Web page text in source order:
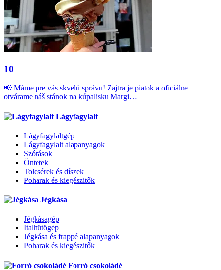
10
📢 Máme pre vás skvelú správu! Zajtra je piatok a oficiálne
otvárame náš stánok na kúpalisku Margi…
Lágyfagylalt
Lágyfagylaltgép
Lágyfagylalt alapanyagok
Szórások
Öntetek
Tolcsérek és díszek
Poharak és kiegészitők
Jégkása
Jégkásagép
Italhűtőgép
Jégkása és frappé alapanyagok
Poharak és kiegészitők
Forró csokoládé